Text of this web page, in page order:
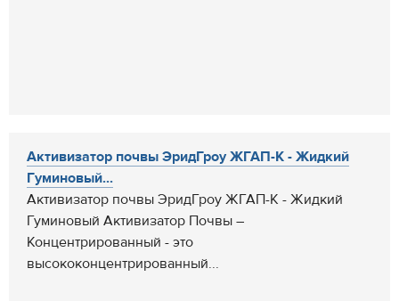
Активизатор почвы ЭридГроу ЖГАП-К - Жидкий
Гуминовый...
Активизатор почвы ЭридГроу ЖГАП-К - Жидкий
Гуминовый Активизатор Почвы –
Концентрированный - это
высококонцентрированный...